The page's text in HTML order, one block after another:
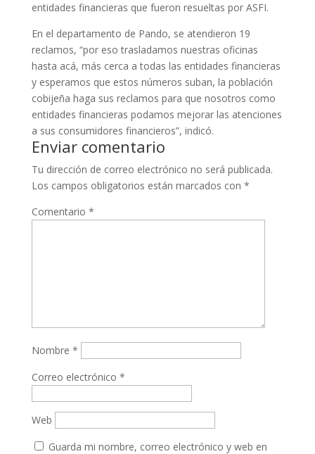
entidades financieras que fueron resueltas por ASFI.
En el departamento de Pando, se atendieron 19
reclamos, “por eso trasladamos nuestras oficinas
hasta acá, más cerca a todas las entidades financieras
y esperamos que estos números suban, la población
cobijeña haga sus reclamos para que nosotros como
entidades financieras podamos mejorar las atenciones
a sus consumidores financieros”, indicó.
Enviar comentario
Tu dirección de correo electrónico no será publicada.
Los campos obligatorios están marcados con *
Comentario *
Nombre *
Correo electrónico *
Web
Guarda mi nombre, correo electrónico y web en